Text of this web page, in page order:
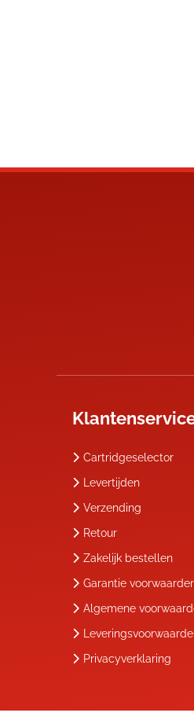
Cartridgeselector
Levertijden
Verzending
Retour
Zakelijk bestellen
Garantie
Algemene
Privacyverklaring